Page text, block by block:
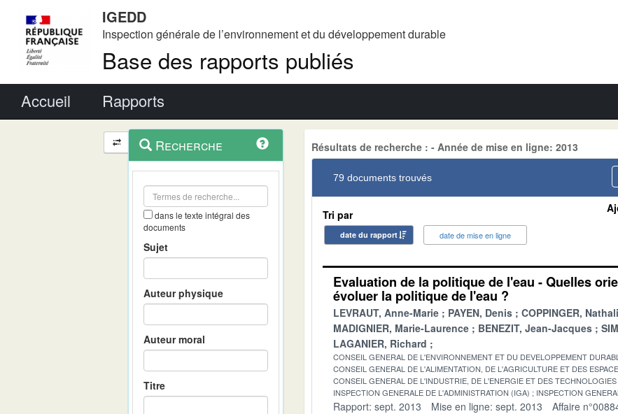
IGEDD
Inspection générale de l’environnement et du développement durable
Base des rapports publiés
Accueil Rapports
Navigation
et
outils
contextuel
Recherche
dans le texte intégral des
documents
Sujet
Auteur physique
Auteur moral
Titre
Résultats de recherche : - Année de mise en ligne: 2013
79 documents trouvés
Tri par
date du rapport date de mise en ligne
Evaluation de la politique de l'eau - Quelles
évoluer la politique de l'eau ?
LEVRAUT, Anne-Marie PAYEN, Denis COPPINGER,
MADIGNIER, Marie-Laurence
BENEZIT, Jean-Jacques
LAGANIER, Richard
CONSEIL GENERAL DE L'ENVIRONNEMENT ET DU DEVELOPPEMENT
CONSEIL GENERAL DE L'ALIMENTATION, DE L'AGRICULTURE ET DES
CONSEIL GENERAL DE L'INDUSTRIE, DE L'ENERGIE ET DES TECHNOLOGIES
INSPECTION GENERALE DE L'ADMINISTRATION (IGA)
INSPECTION
Rapport: sept. 2013 Mise en ligne: sept. 2013 Affaire